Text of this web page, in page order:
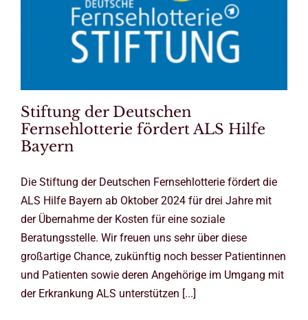
Stiftung der Deutschen
Fernsehlotterie fördert ALS Hilfe
Bayern
Die Stiftung der Deutschen Fernsehlotterie fördert die
ALS Hilfe Bayern ab Oktober 2024 für drei Jahre mit
der Übernahme der Kosten für eine soziale
Beratungsstelle. Wir freuen uns sehr über diese
großartige Chance, zukünftig noch besser Patientinnen
und Patienten sowie deren Angehörige im Umgang mit
der Erkrankung ALS unterstützen [...]